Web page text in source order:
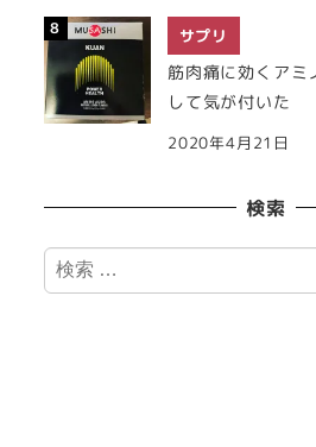
サプリ
筋肉痛に効くアミ
して気が付いた
2020年4月21日
検索
検
索